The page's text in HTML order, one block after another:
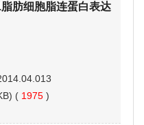
肪细胞脂连蛋白表达
( 1975 )